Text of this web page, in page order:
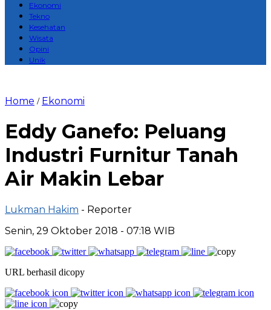
Ekonomi
Tekno
Kesehatan
Wisata
Opini
Unik
Home / Ekonomi
Eddy Ganefo: Peluang
Industri Furnitur Tanah
Air Makin Lebar
Lukman Hakim - Reporter
Senin, 29 Oktober 2018 - 07:18 WIB
URL berhasil dicopy